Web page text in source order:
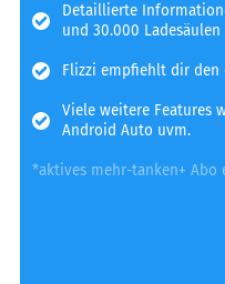
Detaillierte
und 30.000 Ladesäulen
Flizzi empfiehlt dir
Viele weitere Features
Android Auto uvm.
*aktives mehr-tanken+ Abo